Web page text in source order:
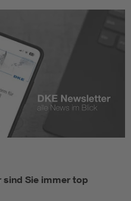
Sie immer top